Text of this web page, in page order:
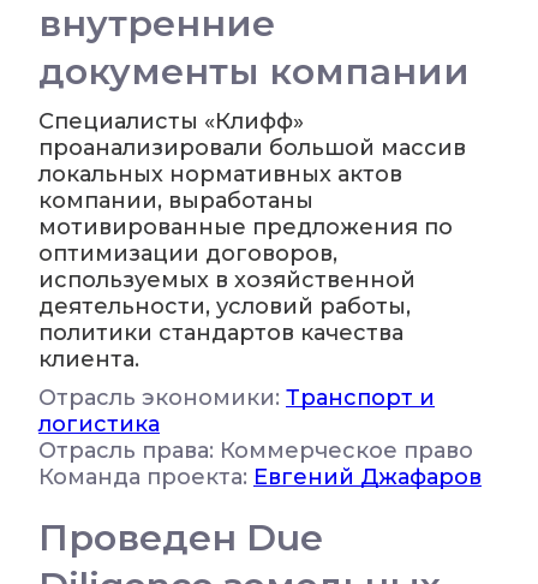
внутренние
документы компании
Специалисты «Клифф»
проанализировали большой массив
локальных нормативных актов
компании, выработаны
мотивированные предложения по
оптимизации договоров,
используемых в хозяйственной
деятельности, условий работы,
политики стандартов качества
клиента.
Отрасль экономики: Транспорт и
логистика
Отрасль права: Коммерческое право
Команда проекта: Евгений Джафаров
Проведен Due